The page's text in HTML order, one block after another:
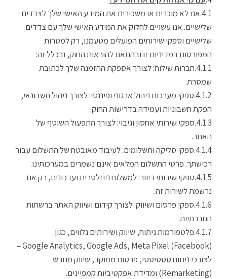
אנו לא מוכרים או משכירים את המידע האישי שלך לצדדים
שלישיים. אנו עשויים לחלוק את המידע האישי שלך עם צדדים
שלישיים וספקי שירותים הפועלים מטעמנו, רק למטרות
המפורטות במדיניות זו ובהתאם להוראות החוק, ובכלל זה:
חברות שילוח: לצורך אספקת ההזמנה שלך לכתובת
שמסרת.
ספקי מערכות ניהול ארגוני ופיננסי: לצורך ניהול חשבונאי,
הפקת חשבוניות ועמידה בדרישות החוק.
ספקי שירותי אחסון וגיבוי: לצורך התפעול השוטף של
האתר.
ספקי סליקה ותשלומים: לעיבוד מאובטח של התשלום עבור
רכישתך. פרטי התשלום המלאים אינם נשמרים במערכותינו.
ספקי שירותי דיוור: למשלוח ניוזלטרים ועדכונים, רק אם
נרשמת לשירות זה.
ספקי פרסום ושיווק: לצורך קידום ושיווק האתר ברשתות
החברתיות.
פלטפורמות ניתוח, שיווק ושירותים נלווים, כגון:
Google Analytics, Google Ads, Meta Pixel (Facebook) –
לצורכי ניתוח סטטיסטי, פרסום ממוקד, שיווק מחדש
(Remarketing) ומדידת אפקטיביות קמפיינים.